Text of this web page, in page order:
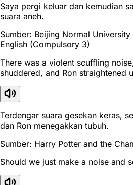
Saya pergi keluar dan kemudian
suara aneh.
Sumber: Beijing Normal
English (Compulsory 3)
There was a violent scuffling
shuddered, and Ron straightened
Terdengar suara gesekan keras,
dan Ron menegakkan tubuh.
Sumber: Harry Potter and the
Should we just make a noise and